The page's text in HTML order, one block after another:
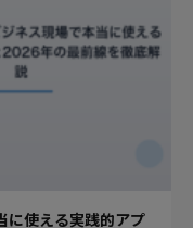
に使える実践的アプ